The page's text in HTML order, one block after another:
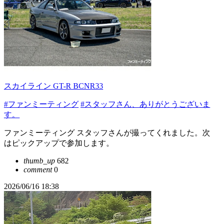
スカイライン GT-R BCNR33
#ファンミーティング #スタッフさん、ありがとうございま
す。
ファンミーティング スタッフさんが撮ってくれました。次
はピックアップで参加します。
thumb_up 682
comment0
2026/06/16 18:38